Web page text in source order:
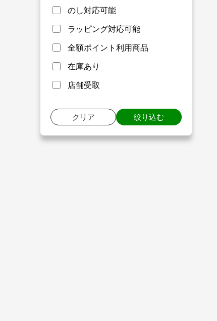
のし対応可能
ラッピング対応可能
全額ポイント利用商品
在庫あり
店舗受取
クリア 絞り込む